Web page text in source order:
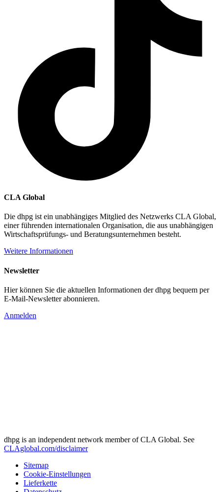
CLA Global
Die dhpg ist ein unabhängiges Mitglied des Netzwerks CLA Global,
einer führenden internationalen Organisation, die aus unabhängigen
Wirtschaftsprüfungs- und Beratungsunternehmen besteht.
Weitere Informationen
Newsletter
Hier können Sie die aktuellen Informationen der dhpg bequem per
E-Mail-Newsletter abonnieren.
Anmelden
dhpg is an independent network member of CLA Global. See
CLAglobal.com/disclaimer
Sitemap
Cookie-Einstellungen
Lieferkette